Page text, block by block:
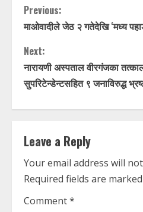
C
o
n
t
i
n
u
e
Previous:
माओवादीले जेठ २ गतेदेखि ‘मध्य
Next:
नारायणी अस्पताल वीरगंजका
सुपरिटेन्डेन्टसहित ९ जनाविरुद्ध
Leave a Reply
Your email address will
Required fields are marked
Comment*